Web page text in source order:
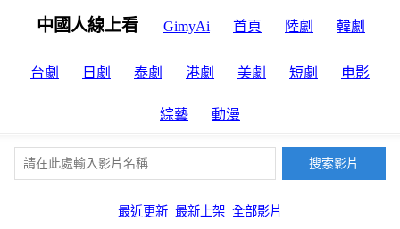
中國人線上看 GimyAi 首頁 陸劇 韓劇
台劇 日劇 泰劇 港劇 美劇 短劇 电影
綜藝 動漫
最近更新 最新上架 全部影片